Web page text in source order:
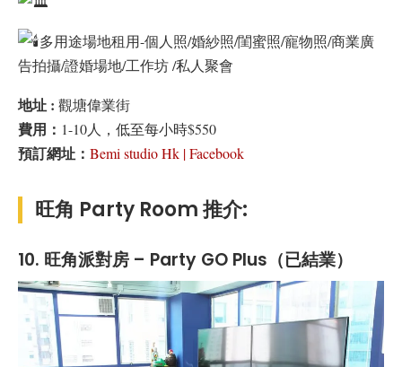
多用途場地租用-個人照/婚紗照/閨蜜照/寵物照/商業廣
告拍攝/證婚場地/工作坊 /私人聚會
地址 : 觀塘偉業街
費用： 1-10人，低至每小時$550
預訂網址： Bemi studio Hk | Facebook
旺角 Party Room 推介:
10. 旺角派對房 – Party GO Plus（已結業）